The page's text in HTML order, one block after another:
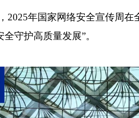
2025年国家网络安全宣传周
守护高质量发展”。